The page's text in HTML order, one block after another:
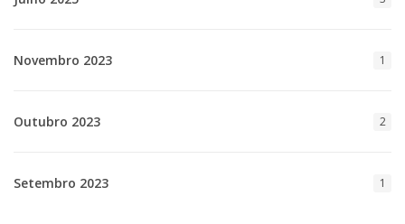
Novembro 2023 1
Outubro 2023 2
Setembro 2023 1